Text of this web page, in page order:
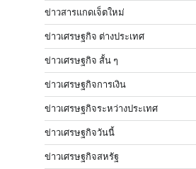
ข่าวสารแกดเจ็ตใหม่
ข่าวเศรษฐกิจ ต่างประเทศ
ข่าวเศรษฐกิจ สั้น ๆ
ข่าวเศรษฐกิจการเงิน
ข่าวเศรษฐกิจระหว่างประเทศ
ข่าวเศรษฐกิจวันนี้
ข่าวเศรษฐกิจสหรัฐ